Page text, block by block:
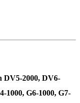
DV5-2000, DV6-
1000, G6-1000, G7-